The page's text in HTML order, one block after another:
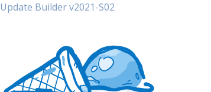
Update Builder v2021-S02